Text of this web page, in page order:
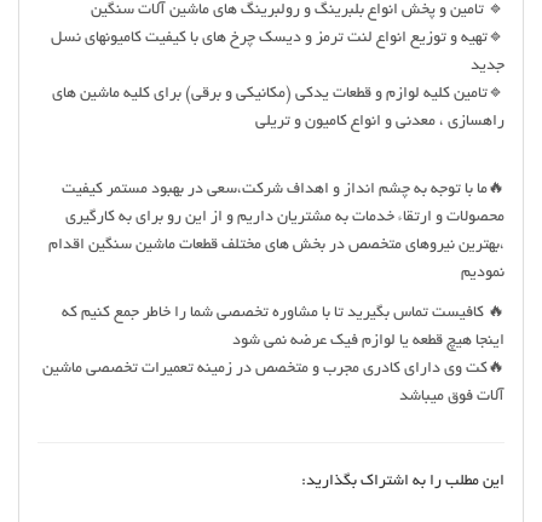
🔹 تامین و پخش انواع بلبرینگ و رولبرینگ های ماشین آلات سنگين
🔹تهیه و توزیع انواع لنت ترمز و دیسک چرخ های با کیفیت کامیونهای نسل
جدید
🔹تامین کلیه لوازم و قطعات یدکی (مکانیکی و برقی) برای کلیه ماشین های
راهسازی ، معدنی و انواع کامیون و تریلی
🔥ما با توجه به چشم انداز و اهداف شرکت،سعی در بهبود مستمر کیفیت
محصولات و ارتقاء خدمات به مشتریان داریم و از این رو برای به کارگیری
،بهترین نیروهای متخصص در بخش های مختلف قطعات ماشین سنگین اقدام
نمودیم
🔥 کافیست تماس بگیرید تا با مشاوره تخصصی شما را خاطر جمع کنیم که
اینجا هیچ قطعه یا لوازم فیک عرضه نمی شود
🔥کت وی دارای کادری مجرب و متخصص در زمینه تعمیرات تخصصی ماشین
آلات فوق میباشد
این مطلب را به اشتراک بگذارید: